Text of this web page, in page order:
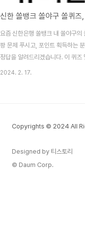
요즘 신한은행 쏠뱅크 내 쏠야구
팡 문제 푸시고, 포인트 획득하는
정답을 알려드리겠습니다. 이 퀴
전쟁 시청률 맞추기 이벤트 알아보
크루아, 파리의 벨 ..
2024. 2. 17.
Copyrights © 2024 All
Designed by 티스토리
© Daum Corp.